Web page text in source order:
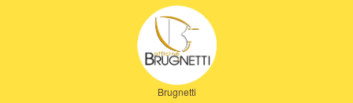
Brugnetti